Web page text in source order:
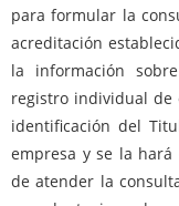
para formular la
acreditación
la información
registro individual de
identificación del
empresa y se la hará
de atender la